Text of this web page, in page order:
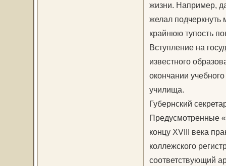
жизни. Например,
желал подчеркнуть
крайнюю тупость
Вступление на
известного
окончании
училища.
Губернский
Предусмотренные
концу XVIII века
коллежского
соответствующий